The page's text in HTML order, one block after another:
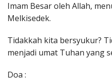
Imam Besar oleh Allah,
Melkisedek.
Tidakkah kita bersyukur?
menjadi umat Tuhan yang
Doa :